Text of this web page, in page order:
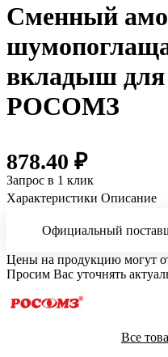
Сменный
вкладыш
РОСОМЗ
878.40 ₽
Запрос в 1 клик
Характеристики Описание
Официальный
Цены на продукцию могут
Просим Вас уточнять
Все